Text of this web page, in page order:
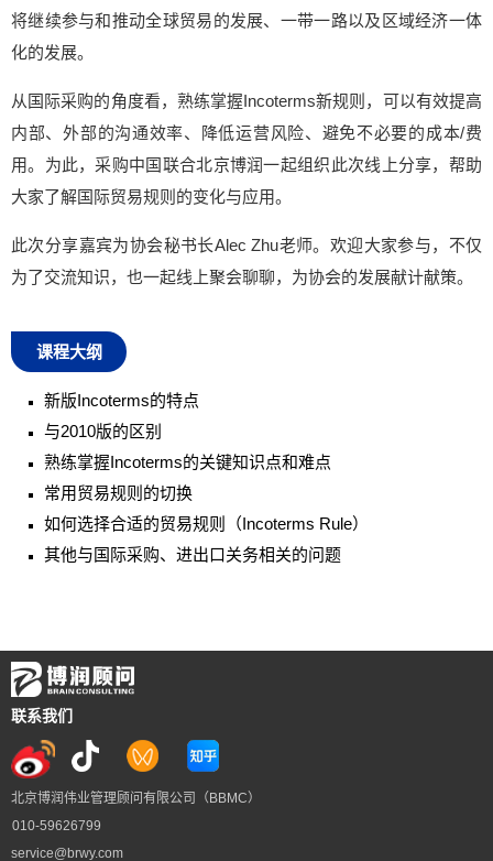
将继续参与和推动全球贸易的发展、一带一路以及区域经济一体
化的发展。
从国际采购的角度看，熟练掌握Incoterms新规则，可以有效提高
内部、外部的沟通效率、降低运营风险、避免不必要的成本/费
用。为此，采购中国联合北京博润一起组织此次线上分享，帮助
大家了解国际贸易规则的变化与应用。
此次分享嘉宾为协会秘书长Alec Zhu老师。欢迎大家参与，不仅
为了交流知识，也一起线上聚会聊聊，为协会的发展献计献策。
课程大纲
新版Incoterms的特点
与2010版的区别
熟练掌握Incoterms的关键知识点和难点
常用贸易规则的切换
如何选择合适的贸易规则（Incoterms Rule）
其他与国际采购、进出口关务相关的问题
联系我们
北京博润伟业管理顾问有限公司（BBMC）
010-59626799
service@brwy.com